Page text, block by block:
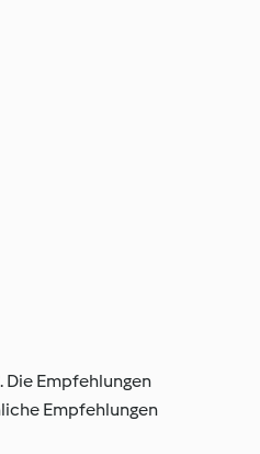
Empfehlungen
Empfehlungen